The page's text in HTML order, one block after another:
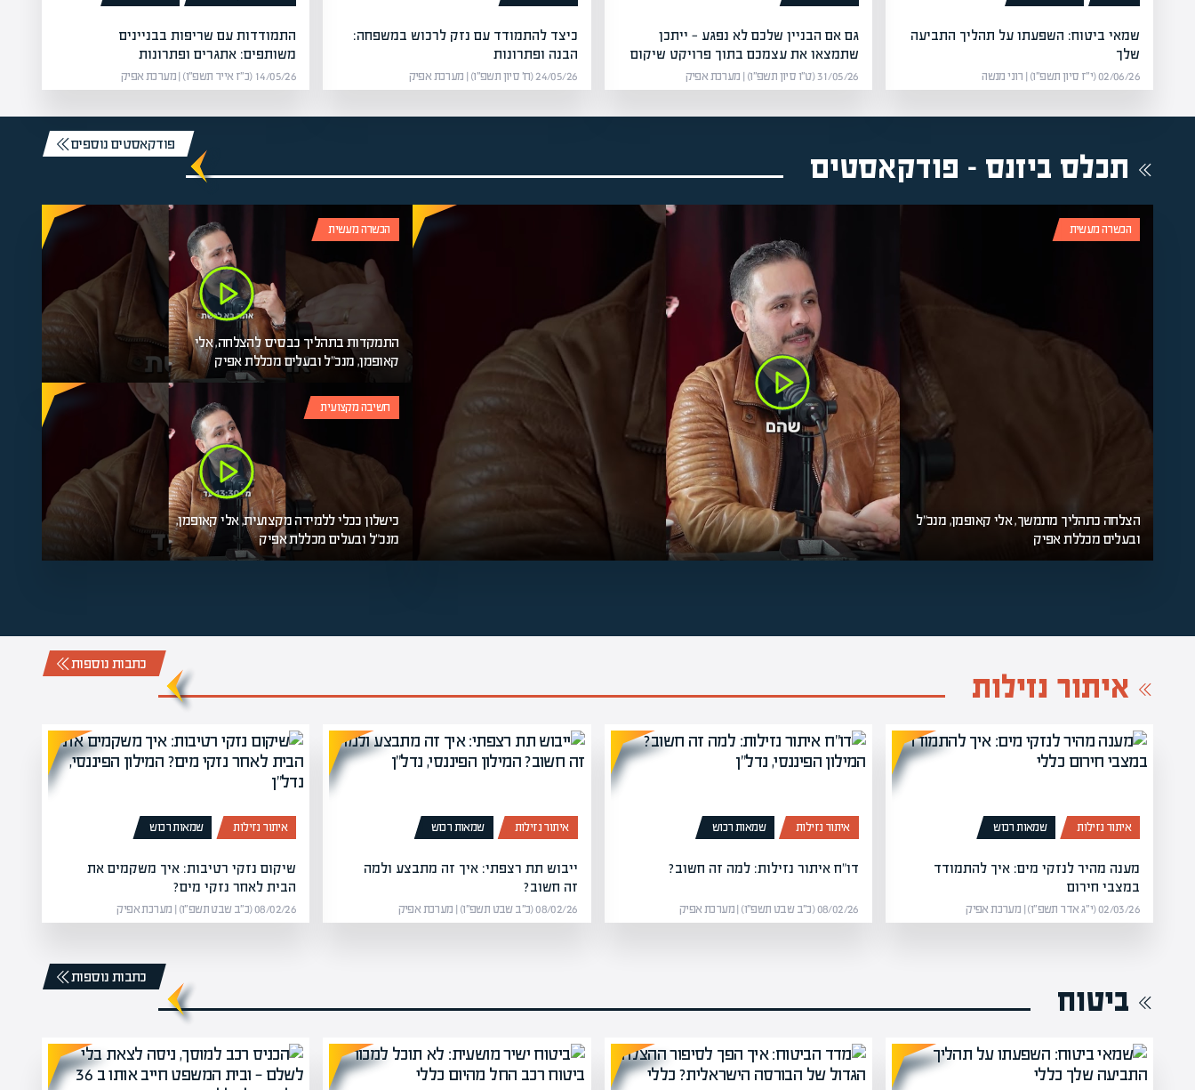
שמאי ביטוח: השפעתו על תהליך התביעה
שלך
02/06/26 (י״ז סיון תשפ״ו) | רוני מנשה
גם אם הבניין שלכם לא נפגע — ייתכן
שתמצאו את עצמכם בתוך פרויקט שיקום
31/05/26 (ט״ו סיון תשפ״ו) | מערכת אפיק
כיצד להתמודד עם נזק לרכוש במשפחה:
הבנה ופתרונות
24/05/26 (ח׳ סיון תשפ״ו) | מערכת אפיק
התמודדות עם שריפות בבניינים
משותפים: אתגרים ופתרונות
14/05/26 (כ״ז אייר תשפ״ו) | מערכת אפיק
תכלס ביזנס - פודקאסטים
פודקאסטים נוספים
הכשרה מעשית
הצלחה כתהליך מתמשך, אלי קאופמן, מנכ"ל
ובעלים מכללת אפיק
הכשרה מעשית
התמקדות בתהליך כבסיס להצלחה, אלי
קאופמן, מנכ"ל ובעלים מכללת אפיק
חשיבה מקצועית
כישלון ככלי ללמידה מקצועית, אלי קאופמן,
מנכ"ל ובעלים מכללת אפיק
איתור נזילות
כתבות נוספות
איתור נזילות שמאות רכוש
מענה מהיר לנזקי מים: איך להתמודד
במצבי חירום
02/03/26 (י״ג אדר תשפ״ו) | מערכת אפיק
איתור נזילות שמאות רכוש
דו"ח איתור נזילות: למה זה חשוב?
08/02/26 (כ״ב שבט תשפ״ו) | מערכת אפיק
איתור נזילות שמאות רכוש
ייבוש תת רצפתי: איך זה מתבצע ולמה
זה חשוב?
08/02/26 (כ״ב שבט תשפ״ו) | מערכת אפיק
איתור נזילות שמאות רכוש
שיקום נזקי רטיבות: איך משקמים את
הבית לאחר נזקי מים?
08/02/26 (כ״ב שבט תשפ״ו) | מערכת אפיק
ביטוח
כתבות נוספות